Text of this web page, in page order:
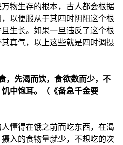
生存的根本，古人都会根据
以便服从于其四时阴阳这个根
生长。如果一旦违反了这个根
真气，以上这些就是四时调摄
，先渴而饮，食欲数而少，不
中饱耳。（《备急千金要
得在饿之前而吃东西，在渴
入的食物量就少，不想吃的次